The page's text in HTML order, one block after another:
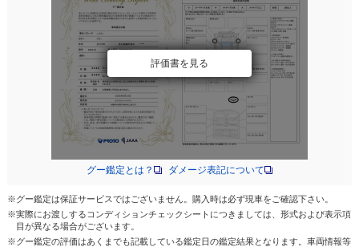
評価書を見る
グー鑑定とは？ ダメージ表記について
※グー鑑定は保証サービスではございません。購入時は必ず現車をご確認下さい。
※実際にお渡しするコンディションチェックシートにつきましては、形式および表示項
目が異なる場合がございます。
※グー鑑定の評価はあくまでも記載している鑑定日の鑑定結果となります。車両情報等